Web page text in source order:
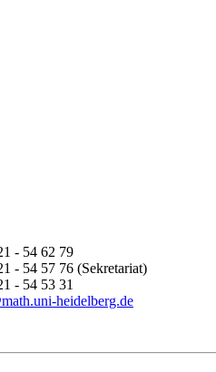
- 54 62 79
- 54 57 76 (Sekretariat)
- 54 53 31
heidelberg.de